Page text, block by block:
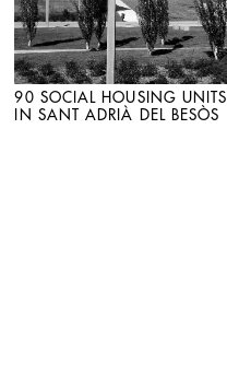
90 SOCIAL HOUSING UNITS
IN SANT ADRIÀ DEL BESÒS